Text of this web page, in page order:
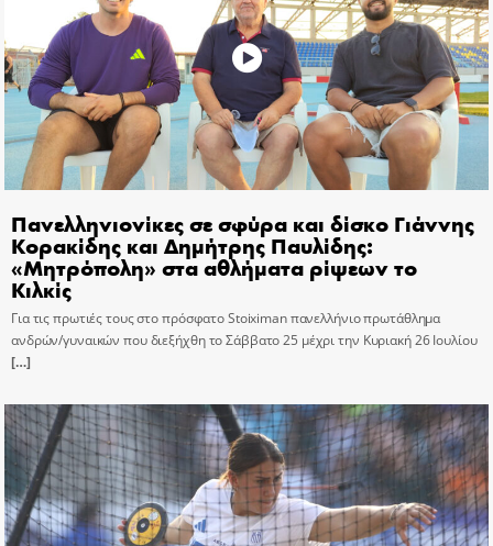
Πανελληνιονίκες σε σφύρα και δίσκο Γιάννης
Κορακίδης και Δημήτρης Παυλίδης:
«Μητρόπολη» στα αθλήματα ρίψεων το
Κιλκίς
Για τις πρωτιές τους στο πρόσφατο Stoiximan πανελλήνιο πρωτάθλημα
ανδρών/γυναικών που διεξήχθη το Σάββατο 25 μέχρι την Κυριακή 26 Ιουλίου
[…]